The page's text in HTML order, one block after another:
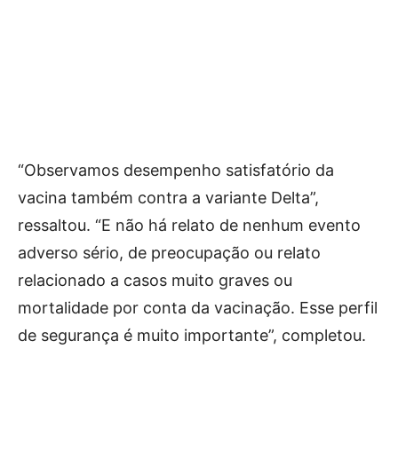
“Observamos desempenho satisfatório da
vacina também contra a variante Delta”,
ressaltou. “E não há relato de nenhum evento
adverso sério, de preocupação ou relato
relacionado a casos muito graves ou
mortalidade por conta da vacinação. Esse perfil
de segurança é muito importante”, completou.